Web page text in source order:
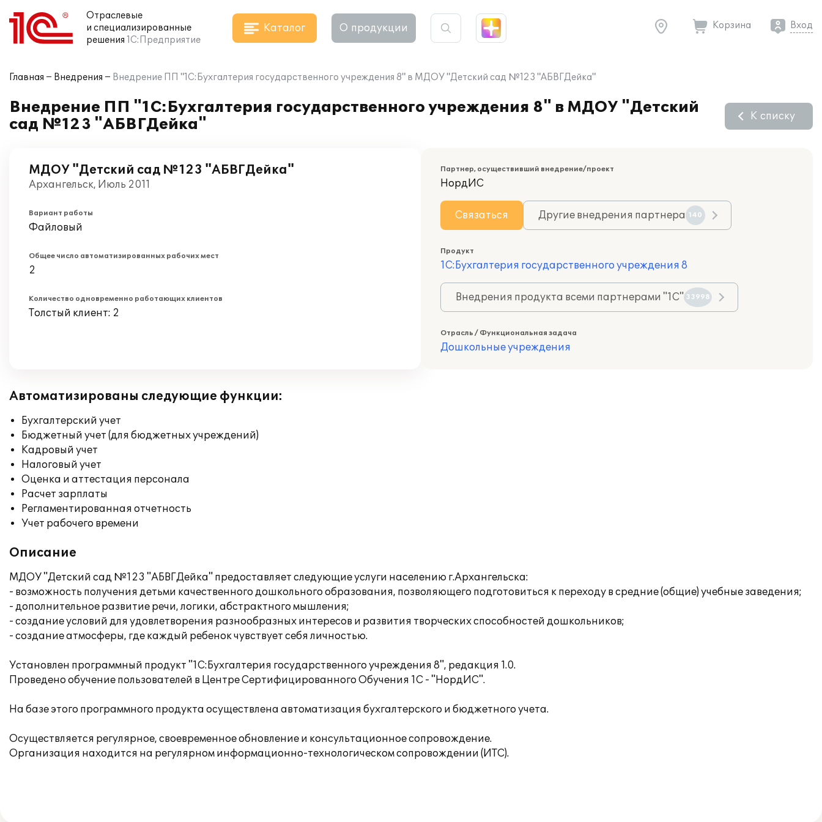
Отраслевые
и специализированные
решения 1С:Предприятие
Каталог О продукции Корзина Вход
Главная Внедрения Внедрение ПП "1С:Бухгалтерия государственного учреждения 8" в МДОУ "Детский сад №123 "АБВГДейка"
Внедрение ПП "1С:Бухгалтерия государственного учреждения 8" в МДОУ "Детский
сад №123 "АБВГДейка"
К списку
МДОУ "Детский сад №123 "АБВГДейка"
Архангельск, Июль 2011
Вариант работы
Файловый
Общее число автоматизированных рабочих мест
2
Количество одновременно работающих клиентов
Толстый клиент: 2
Партнер, осуществивший внедрение/проект
НордИС
Связаться Другие внедрения партнера 140
Продукт
1С:Бухгалтерия государственного учреждения 8
Внедрения продукта всеми партнерами "1С" 33998
Отрасль / Функциональная задача
Дошкольные учреждения
Автоматизированы следующие функции:
Бухгалтерский учет
Бюджетный учет (для бюджетных учреждений)
Кадровый учет
Налоговый учет
Оценка и аттестация персонала
Расчет зарплаты
Регламентированная отчетность
Учет рабочего времени
Описание
МДОУ "Детский сад №123 "АБВГДейка" предоставляет следующие услуги населению г.Архангельска:
- возможность получения детьми качественного дошкольного образования, позволяющего подготовиться к переходу в средние (общие) учебные заведения;
- дополнительное развитие речи, логики, абстрактного мышления;
- создание условий для удовлетворения разнообразных интересов и развития творческих способностей дошкольников;
- создание атмосферы, где каждый ребенок чувствует себя личностью.
Установлен программный продукт "1С:Бухгалтерия государственного учреждения 8", редакция 1.0.
Проведено обучение пользователей в Центре Сертифицированного Обучения 1С - "НордИС".
На базе этого программного продукта осуществлена автоматизация бухгалтерского и бюджетного учета.
Осуществляется регулярное, своевременное обновление и консультационное сопровождение.
Организация находится на регулярном информационно-технологическом сопровождении (ИТС).